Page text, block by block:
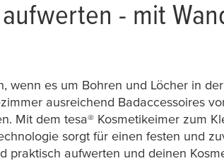
- mit
wenn es um Bohren und Löcher in
ausreichend Badaccessoires
Mit dem tesa® Kosmetikeimer zum
sorgt für einen festen und
praktisch aufwerten und deinen